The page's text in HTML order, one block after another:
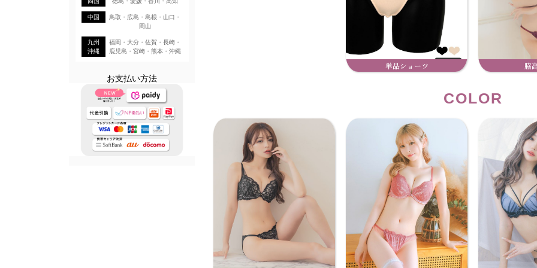
中国
鳥取・広島・島根・山口・
岡山
九州
沖縄
福岡・大分・佐賀・長崎・
鹿児島・宮崎・熊本・沖縄
お支払い方法
単品ショーツ 脇
COLOR